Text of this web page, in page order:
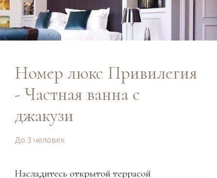
Номер люкс Привилегия
- Частная ванна с
джакузи
До 3 человек
Насладитесь открытой террасой